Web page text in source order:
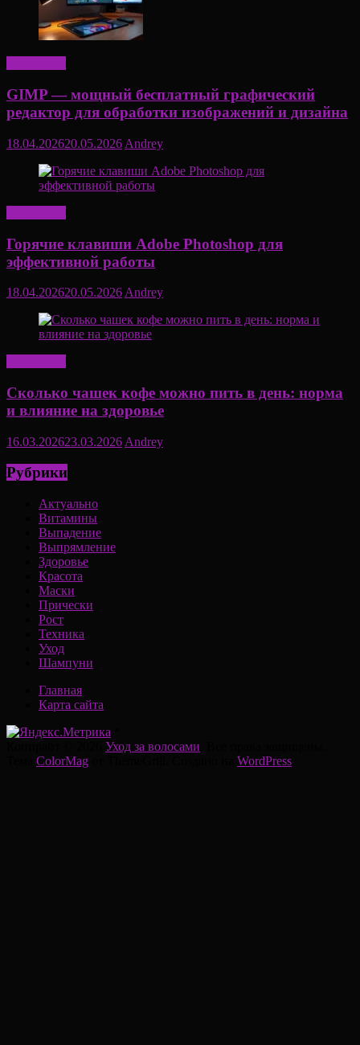
GIMP — мощный бесплатный графический
редактор для обработки изображений и дизайна
18.04.202620.05.2026 Andrey
Горячие клавиши Adobe Photoshop для
эффективной работы
18.04.202620.05.2026 Andrey
Сколько чашек кофе можно пить в день: норма
и влияние на здоровье
16.03.202623.03.2026 Andrey
Рубрики
Актуально
Витамины
Выпадение
Выпрямление
Здоровье
Красота
Маски
Прически
Рост
Техника
Уход
Шампуни
Главная
Карта сайта
Уход за волосами
ColorMag WordPress